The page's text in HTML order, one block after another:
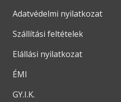
Adatvédelmi nyilatkozat
Szállítási feltételek
Elállási nyilatkozat
ÉMI
GY.I.K.